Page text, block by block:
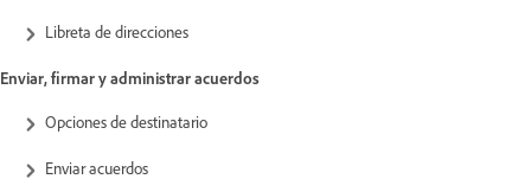
Libreta de direcciones
Enviar, firmar y administrar acuerdos
Opciones de destinatario
Enviar acuerdos